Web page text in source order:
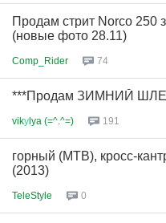
Продам стрит Norco 250
(новые фото 28.11)
Comp_Rider 74
***Продам ЗИМНИЙ
vikуlya (=^.^=) 191
горный (MTB), кросс-
(2013)
TeleStyle 0